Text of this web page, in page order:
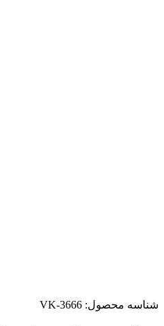
شناسه محصول: VK-3666